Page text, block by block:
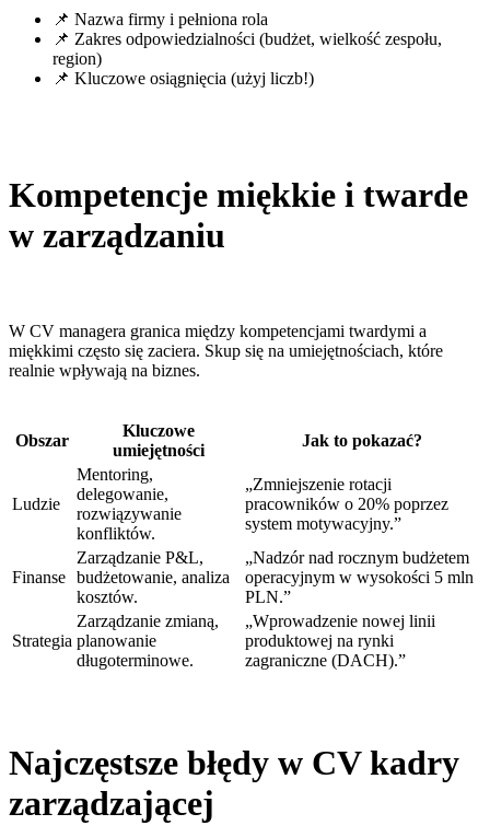
📌 Nazwa firmy i pełniona rola
📌 Zakres odpowiedzialności (budżet, wielkość zespołu,
region)
📌 Kluczowe osiągnięcia (użyj liczb!)
Kompetencje miękkie i twarde
w zarządzaniu
W CV managera granica między kompetencjami twardymi a
miękkimi często się zaciera. Skup się na umiejętnościach, które
realnie wpływają na biznes.
Obszar
Kluczowe
umiejętności
Jak to pokazać?
Ludzie
Mentoring,
delegowanie,
rozwiązywanie
konfliktów.
„Zmniejszenie rotacji
pracowników o 20% poprzez
system motywacyjny.”
Finanse
Zarządzanie P&L,
budżetowanie, analiza
kosztów.
„Nadzór nad rocznym budżetem
operacyjnym w wysokości 5 mln
PLN.”
Strategia
Zarządzanie zmianą,
planowanie
długoterminowe.
„Wprowadzenie nowej linii
produktowej na rynki
zagraniczne (DACH).”
Najczęstsze błędy w CV kadry
zarządzającej